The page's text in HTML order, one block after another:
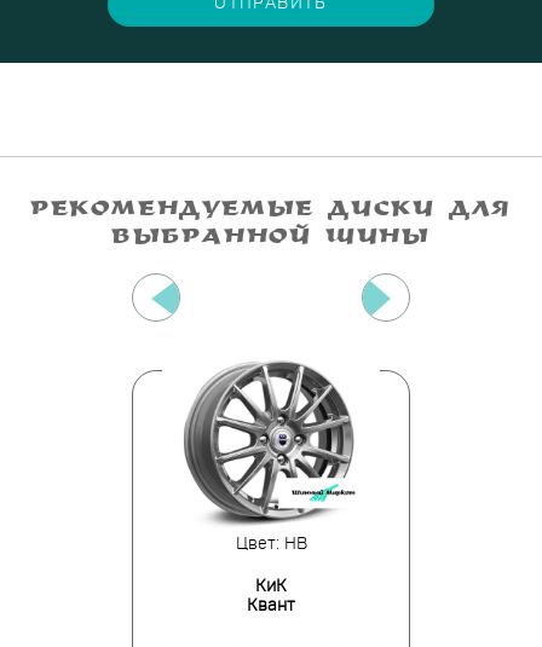
ОТПРАВИТЬ
РЕКОМЕНДУЕМЫЕ ДИСКИ ДЛЯ
ВЫБРАННОЙ ШИНЫ
Цвет: HB
КиК
Квант